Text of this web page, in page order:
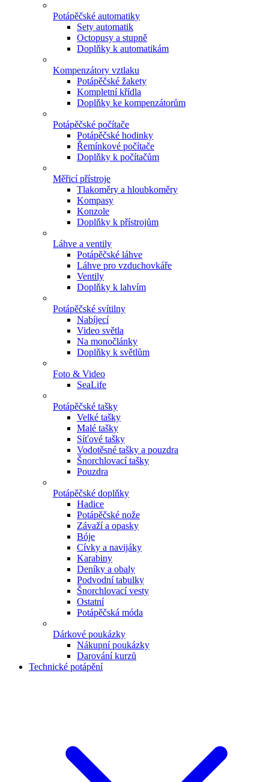
Potápěčské automatiky
Sety automatik
Octopusy a stupně
Doplňky k automatikám
Kompenzátory vztlaku
Potápěčské žakety
Kompletní křídla
Doplňky ke kompenzátorům
Potápěčské počítače
Potápěčské hodinky
Řemínkové počítače
Doplňky k počítačům
Měřicí přístroje
Tlakoměry a hloubkoměry
Kompasy
Konzole
Doplňky k přístrojům
Láhve a ventily
Potápěčské láhve
Láhve pro vzduchovkáře
Ventily
Doplňky k lahvím
Potápěčské svítilny
Nabíjecí
Video světla
Na monočlánky
Doplňky k světlům
Foto & Video
SeaLife
Potápěčské tašky
Velké tašky
Malé tašky
Síťové tašky
Vodotěsné tašky a pouzdra
Šnorchlovací tašky
Pouzdra
Potápěčské doplňky
Hadice
Potápěčské nože
Závaží a opasky
Bóje
Cívky a navijáky
Karabiny
Deníky a obaly
Podvodní tabulky
Šnorchlovací vesty
Ostatní
Potápěčská móda
Dárkové poukázky
Nákupní poukázky
Darování kurzů
Technické potápění